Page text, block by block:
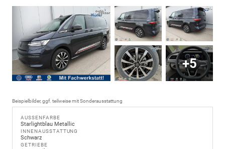
+5
Beispielbilder, ggf. teilweise mit Sonderausstattung
AUSSENFARBE
Starlightblau Metallic
INNENAUSSTATTUNG
Schwarz
GETRIEBE